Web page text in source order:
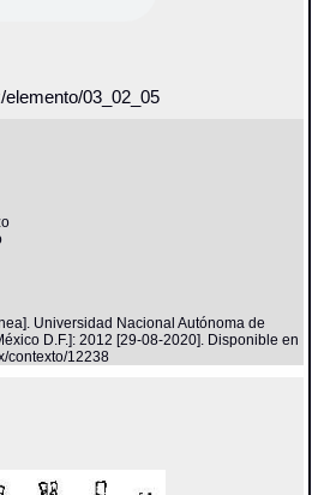
03_02_05
Universidad Nacional Autónoma de
D.F.]: 2012 [29-08-2020]. Disponible en
contexto/12238